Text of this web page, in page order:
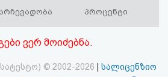
პროცენტი
ვერ მოიძებნა.
© 2002-2026
სალიცენზიო